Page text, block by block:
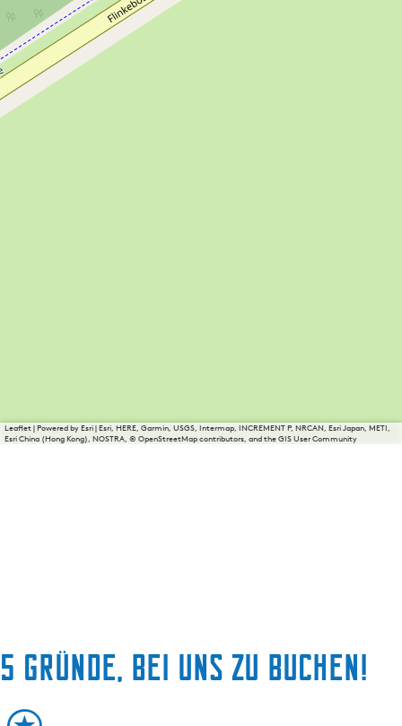
Leaflet|Powered by Esri | Esri, HERE, Garmin, USGS, Intermap, INCREMENT P, NRCAN, Esri Japan, METI,
Esri China (Hong Kong), NOSTRA, © OpenStreetMap contributors, and the GIS User Community
5 Gründe, bei uns zu buchen!